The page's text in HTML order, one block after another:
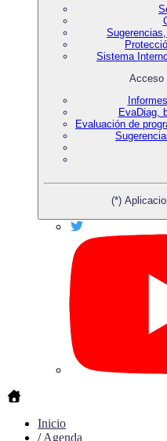
Sistema
Acceso
EvaDiag,
Evaluación de
(*)
Inicio
/Agenda